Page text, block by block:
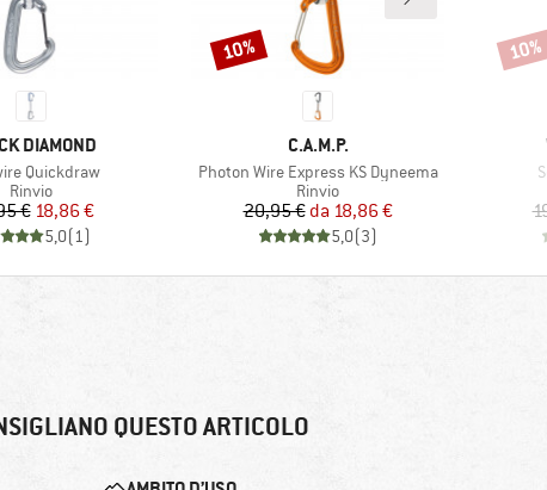
DIAMOND
Quickdraw
Gruppo di prodotti
Rinvio
Prezzo
€Prezzo ridotto
18,86 €
5,0(1)
MARCHIO
C.A.M.P.
Articolo
Photon Wire Express KS Dyneema
Gruppo di prodotti
Rinvio
Prezzo
20,95 € Prezzo ridotto
da 18,86 €
5,0(3)
Sconto
10% 10%
QUESTO ARTICOLO